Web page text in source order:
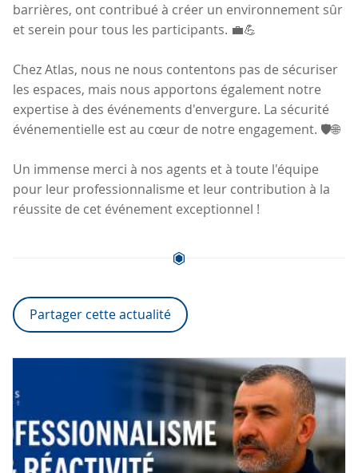
barrières, ont contribué à créer un environnement sûr
et serein pour tous les participants. 💼💪
Chez Atlas, nous ne nous contentons pas de sécuriser
les espaces, mais nous apportons également notre
expertise à des événements d'envergure. La sécurité
événementielle est au cœur de notre engagement. 🛡️🌐
Un immense merci à nos agents et à toute l'équipe
pour leur professionnalisme et leur contribution à la
réussite de cet événement exceptionnel !
Partager cette actualité